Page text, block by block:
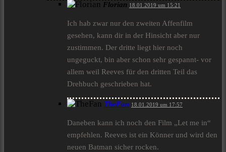
Florian 18.01.2019 um 15:21
Ich hab zwar nur den zweiten Affenfilm
gesehen, kann dir in der Hinsicht aber nur
zustimmen. Der dritte liegt hier noch
ungeguckt, bin aber schon sehr gespannt- vor
allem weil Reeves für den dritten Teil das
Drehbuch geschrieben hat.
TheFan 18.01.2019 um 17:57
Daneben kann ich noch den Film „Let me in“
empfehlen. Reeves ist ein Könner und wird den
neuen Batman sicher rocken.